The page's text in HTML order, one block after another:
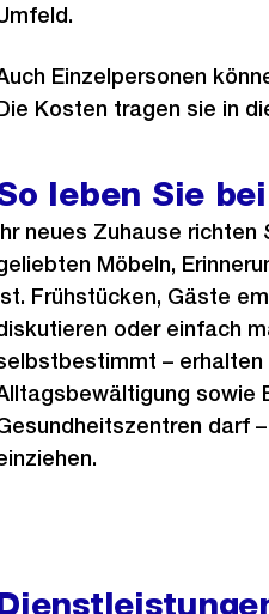
Einzelpersonen
Kosten tragen sie in
leben Sie
neues Zuhause richten
Möbeln,
Frühstücken, Gäste
oder einfach
–
sowie
darf